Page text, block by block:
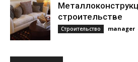
строительстве
Строительство manager